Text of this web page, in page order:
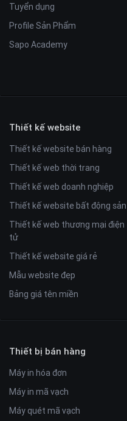
Tuyển dụng
Profile Sản Phẩm
Sapo Academy
Thiết kế website
Thiết kế website bán hàng
Thiết kế web thời trang
Thiết kế web doanh nghiệp
Thiết kế website bất động sản
Thiết kế web thương mại điện
tử
Thiết kế website giá rẻ
Mẫu website đẹp
Bảng giá tên miền
Thiết bị bán hàng
Máy in hóa đơn
Máy in mã vạch
Máy quét mã vạch